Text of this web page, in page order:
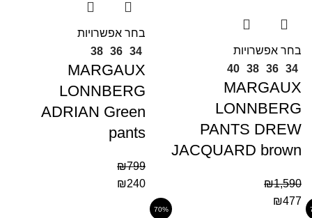
בחר אפשרויות
34
36
38
40
MARGAUX
LONNBERG
PANTS DREW
JACQUARD brown
₪1,590
₪477
בחר אפשרויות
34
36
38
MARGAUX
LONNBERG
ADRIAN Green
pants
₪799
₪240
70%